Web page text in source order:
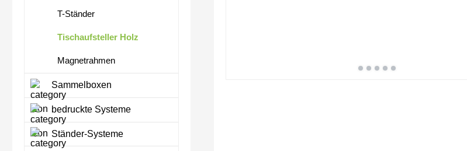
T-Ständer
Tischaufsteller Holz
Magnetrahmen
Sammelboxen
bedruckte Systeme
Ständer-Systeme